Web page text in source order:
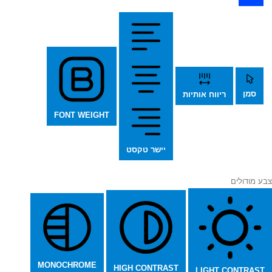
סמן ריווח אותיות
יישר טקסט
FONT WEIGHT
צבע מודולים
HIGH CONTRAST
MONOCHROME